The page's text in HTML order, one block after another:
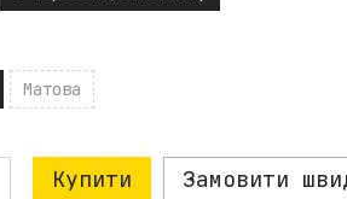
Матова
Купити Замовити